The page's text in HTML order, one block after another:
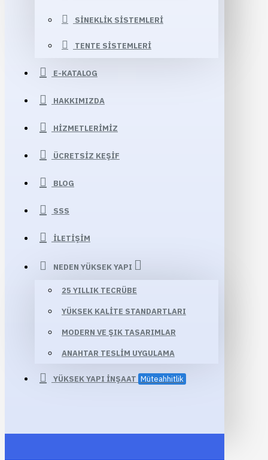
SINEKLIK SISTEMLERI
TENTE SISTEMLERI
E-KATALOG
HAKKIMIZDA
HIZMETLERIMIZ
ÜCRETSIZ KEŞIF
BLOG
SSS
İLETIŞIM
NEDEN YÜKSEK YAPI
25 YILLIK TECRÜBE
YÜKSEK KALITE STANDARTLARI
MODERN VE ŞIK TASARIMLAR
ANAHTAR TESLIM UYGULAMA
YÜKSEK YAPI İNŞAAT Müteahhitlik